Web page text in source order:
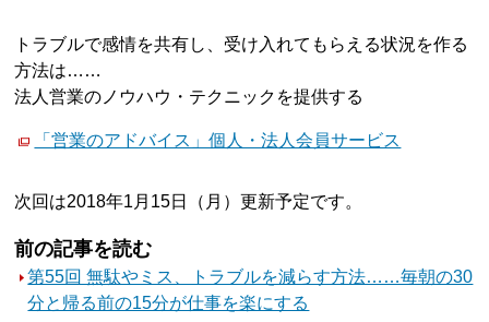
トラブルで感情を共有し、受け入れてもらえる状況を作る
方法は……
法人営業のノウハウ・テクニックを提供する
「営業のアドバイス」個人・法人会員サービス
次回は2018年1月15日（月）更新予定です。
前の記事を読む
第55回 無駄やミス、トラブルを減らす方法……毎朝の30
分と帰る前の15分が仕事を楽にする